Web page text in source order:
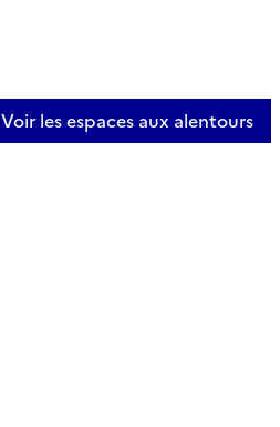
Voir les espaces aux alentours